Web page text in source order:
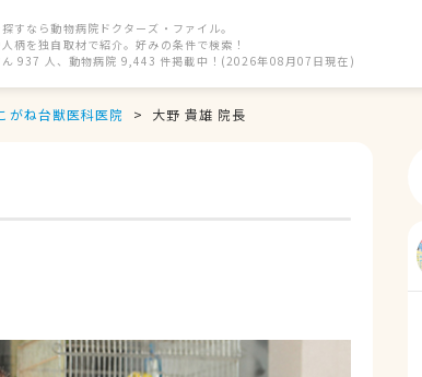
すなら動物病院ドクターズ・ファイル。
柄を独自取材で紹介。好みの条件で検索！
ん 937 人、動物病院 9,443 件掲載中！(2026年08月07日現在)
がね台獣医科医院 大野 貴雄 院長